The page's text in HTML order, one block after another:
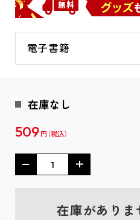
電子書籍
在庫なし
509 円
在庫がありま